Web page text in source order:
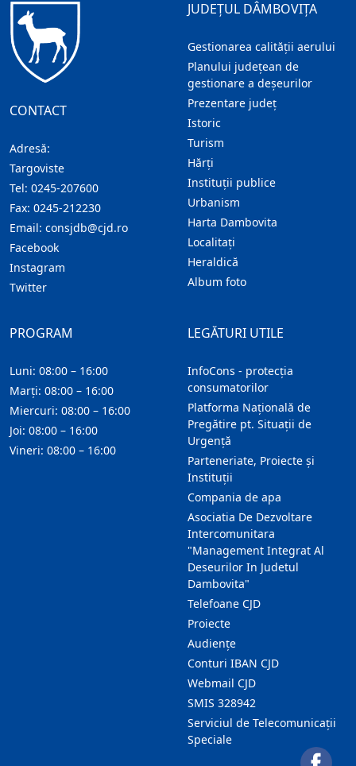
CONTACT
Adresă:
Targoviste
Tel: 0245-207600
Fax: 0245-212230
Email: consjdb@cjd.ro
Facebook
Instagram
Twitter
JUDEȚUL DÂMBOVIȚA
Gestionarea calității aerului
Planului județean de
gestionare a deșeurilor
Prezentare judeţ
Istoric
Turism
Hărţi
Instituţii publice
Urbanism
Harta Dambovita
Localitaţi
Heraldică
Album foto
LEGĂTURI UTILE
InfoCons - protecția
consumatorilor
Platforma Națională de
Pregătire pt. Situații de
Urgență
Parteneriate, Proiecte și
Instituții
Compania de apa
Asociatia De Dezvoltare
Intercomunitara
"Management Integrat Al
Deseurilor In Judetul
Dambovita"
Telefoane CJD
Proiecte
Audienţe
Conturi IBAN CJD
Webmail CJD
SMIS 328942
Serviciul de Telecomunicații
Speciale
PROGRAM
Luni: 08:00 – 16:00
Marți: 08:00 – 16:00
Miercuri: 08:00 – 16:00
Joi: 08:00 – 16:00
Vineri: 08:00 – 16:00